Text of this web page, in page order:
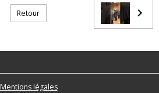
Retour
Mentions légales